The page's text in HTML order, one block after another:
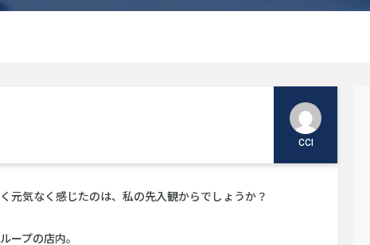
CCI
元気なく感じたのは、私の先入観からでしょうか？
ープの店内。